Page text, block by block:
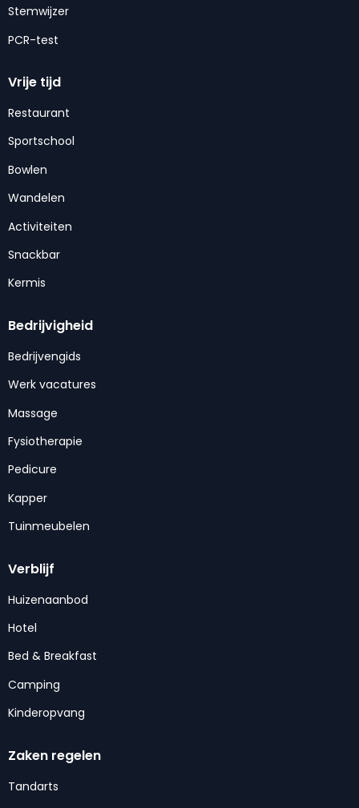
Stemwijzer
PCR-test
Vrije tijd
Restaurant
Sportschool
Bowlen
Wandelen
Activiteiten
Snackbar
Kermis
Bedrijvigheid
Bedrijvengids
Werk vacatures
Massage
Fysiotherapie
Pedicure
Kapper
Tuinmeubelen
Verblijf
Huizenaanbod
Hotel
Bed & Breakfast
Camping
Kinderopvang
Zaken regelen
Tandarts